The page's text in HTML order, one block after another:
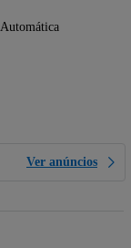
Automática
Ver anúncios